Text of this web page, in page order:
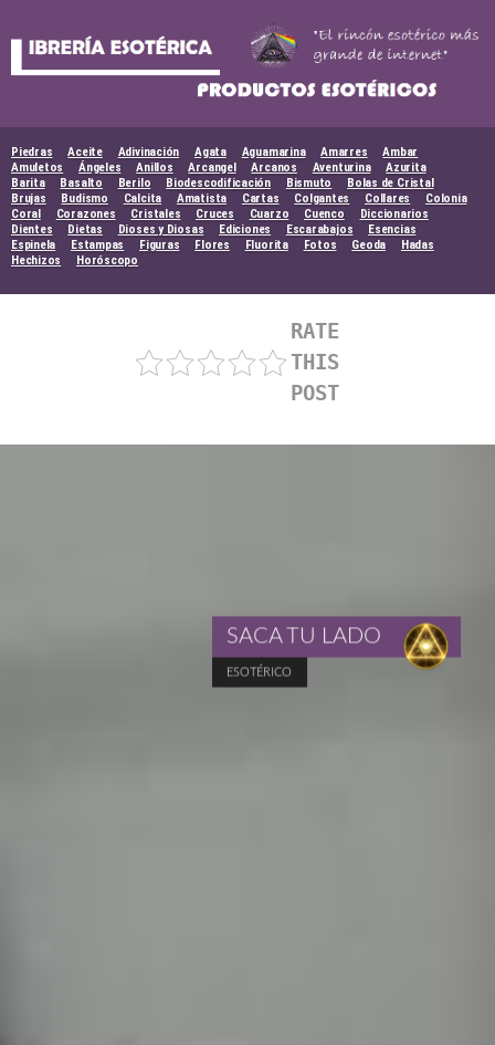
Piedras Aceite Adivinación Agata Aguamarina Amarres
Ambar
Amuletos
Ángeles Anillos Arcangel Arcanos Aventurina
Azurita
Barita
Basalto Berilo Biodescodificación Bismuto
Bolas de Cristal
Brujas
Budismo Calcita Amatista Cartas Colgantes Collares
Colonia
Coral
Corazones Cristales Cruces Cuarzo Cuenco
Diccionarios
Dientes
Dietas Dioses y Diosas Ediciones Escarabajos
Esencias
Espinela
Estampas Figuras Flores Fluorita Fotos Geoda
Hadas
Hechizos
Horóscopo
RATE
THIS
POST
ESOTÉRICO
SACA TU LADO